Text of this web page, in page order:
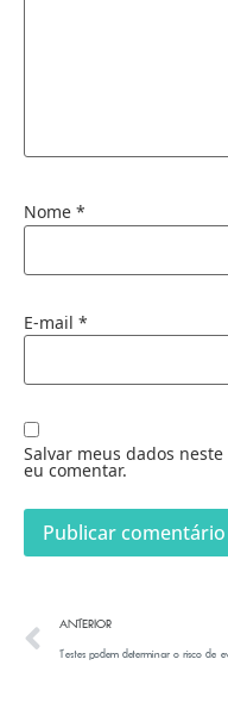
Nome *
E-mail *
Salvar meus dados
eu comentar.
ANTERIOR